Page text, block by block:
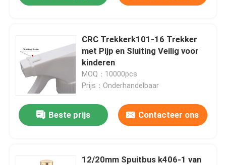
CRC Trekkerk101-16 Trekker
met Pijp en Sluiting Veilig voor
kinderen
MOQ：10000pcs
Prijs：Onderhandelbaar
Beste prijs Contacteer ons
12/20mm Spuitbus k406-1 van